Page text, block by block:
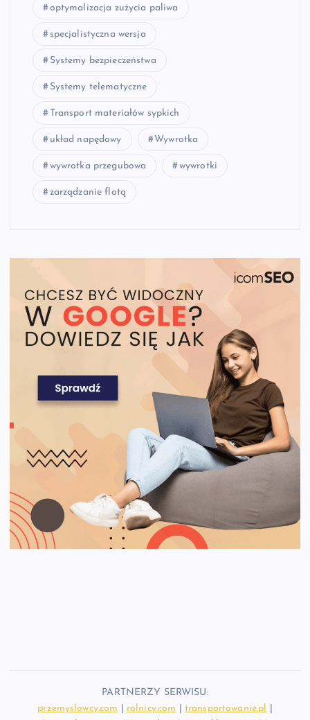
optymalizacja zużycia paliwa
specjalistyczna wersja
Systemy bezpieczeństwa
Systemy telematyczne
Transport materiałów sypkich
układ napędowy Wywrotka
wywrotka przegubowa wywrotki
zarządzanie flotą
PARTNERZY SERWISU:
przemyslowcy.com
rolnicy.com transportowanie.pl